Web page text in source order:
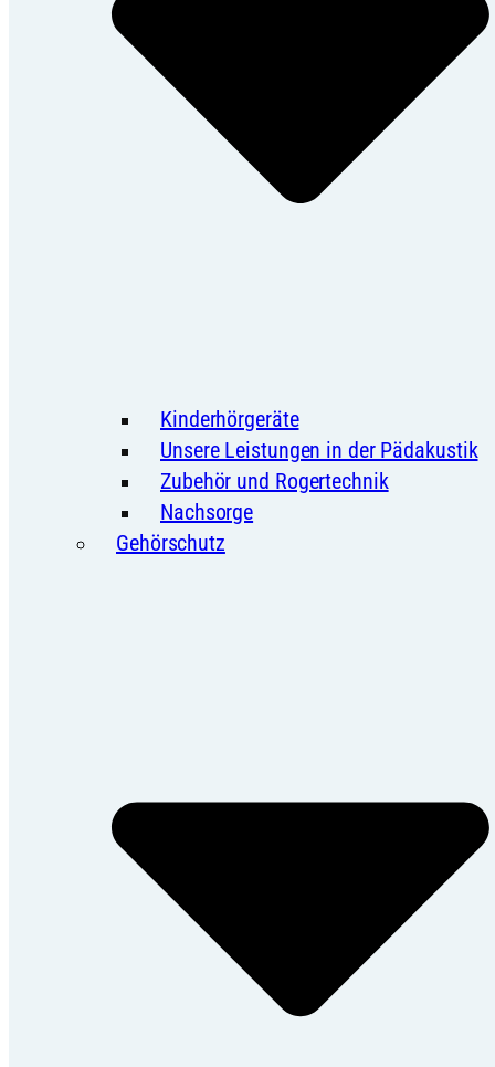
Kinderhörgeräte
Unsere Leistungen in der Pädakustik
Zubehör und Rogertechnik
Nachsorge
Gehörschutz